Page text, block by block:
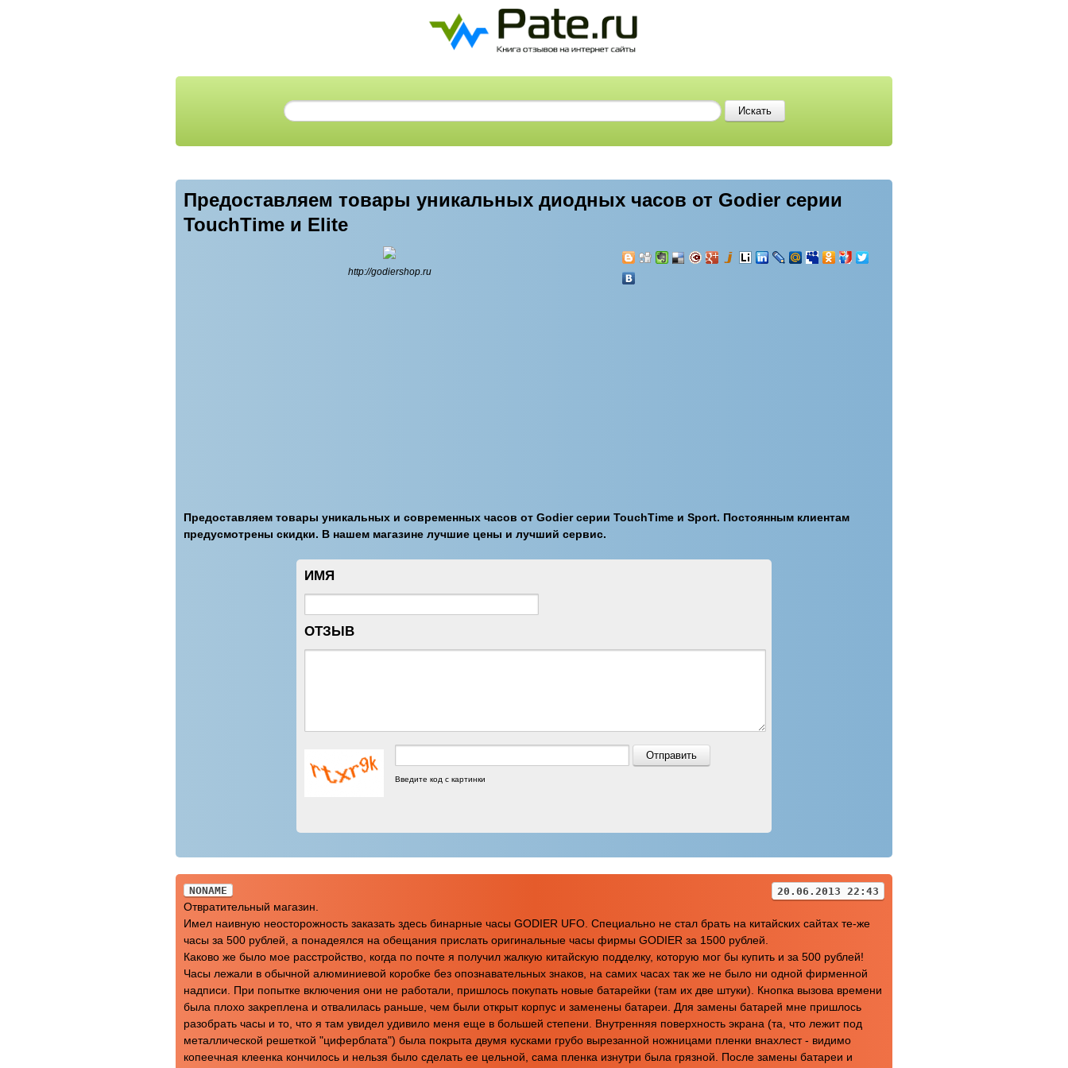
Предоставляем товары уникальных диодных часов от Godier серии
TouchTime и Elite
http://godiershop.ru
Предоставляем товары уникальных и современных часов от Godier серии TouchTime и Sport. Постоянным клиентам
предусмотрены скидки. В нашем магазине лучшие цены и лучший сервис.
ИМЯ
ОТЗЫВ
Введите код с картинки
NONAME 20.06.2013 22:43
Отвратительный магазин.
Имел наивную неосторожность заказать здесь бинарные часы GODIER UFO. Специально не стал брать на китайских сайтах те-же
часы за 500 рублей, а понадеялся на обещания прислать оригинальные часы фирмы GODIER за 1500 рублей.
Каково же было мое расстройство, когда по почте я получил жалкую китайскую подделку, которую мог бы купить и за 500 рублей!
Часы лежали в обычной алюминиевой коробке без опознавательных знаков, на самих часах так же не было ни одной фирменной
надписи. При попытке включения они не работали, пришлось покупать новые батарейки (там их две штуки). Кнопка вызова времени
была плохо закреплена и отвалилась раньше, чем были открыт корпус и заменены батареи. Для замены батарей мне пришлось
разобрать часы и то, что я там увидел удивило меня еще в большей степени. Внутренняя поверхность экрана (та, что лежит под
металлической решеткой "циферблата") была покрыта двумя кусками грубо вырезанной ножницами пленки внахлест - видимо
копеечная клеенка кончилось и нельзя было сделать ее цельной, сама пленка изнутри была грязной. После замены батареи и